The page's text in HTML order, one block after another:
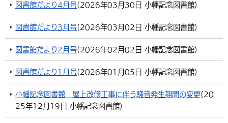
組織案内
選挙 外国人の方向け情報
相談・支援・情報 計画・施策
遊ぶ・体験する グルメ・食べる
買う・おみやげ 四季のイベント・祭り
移住・定住
中津市について 市役所の紹介
地方創生・地域活性化 広報・広聴
行政・計画
図書館だより4月号(2026年03月30日 小幡記念図書館)
図書館だより3月号(2026年03月02日 小幡記念図書館)
図書館だより2月号(2026年02月02日 小幡記念図書館)
図書館だより1月号(2026年01月05日 小幡記念図書館)
小幡記念図書館 屋上改修工事に伴う騒音発生期間の変更(20
25年12月19日 小幡記念図書館)